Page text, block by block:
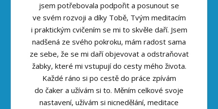
jsem potřebovala podpořit a posunout se
ve svém rozvoji a díky Tobě, Tvým meditacím
i praktickým cvičením se mi to skvěle daří. Jsem
nadšená ze svého pokroku, mám radost sama
ze sebe, že se mi daří objevovat a odstraňovat
žabky, které mi vstupují do cesty mého života.
Každé ráno si po cestě do práce zpívám
do čaker a užívám si to. Měním celkové svoje
nastavení, užívám si nicnedělání, meditace